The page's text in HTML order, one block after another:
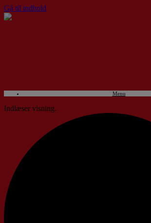
Gå til indhold
Menu
Indlæser visning.